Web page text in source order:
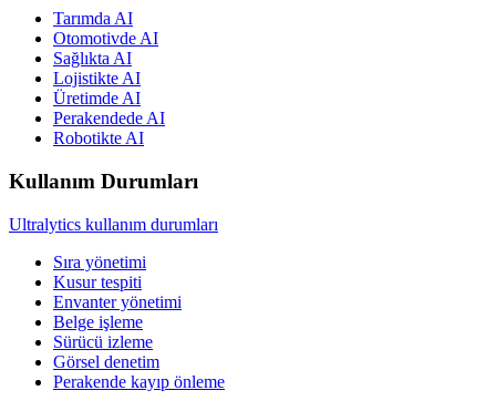
Tarımda AI
Otomotivde AI
Sağlıkta AI
Lojistikte AI
Üretimde AI
Perakendede AI
Robotikte AI
Kullanım Durumları
Ultralytics kullanım durumları
Sıra yönetimi
Kusur tespiti
Envanter yönetimi
Belge işleme
Sürücü izleme
Görsel denetim
Perakende kayıp önleme